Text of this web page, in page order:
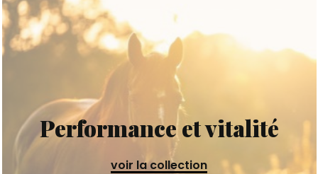
Performance et vitalité
voir la collection